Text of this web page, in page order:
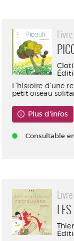
L’histoire d’une
petit oiseau
Plus d'infos
Consultable